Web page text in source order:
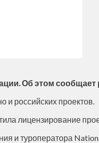
Об этом сообщает
и российских проектов.
лицензирование
и туроператора